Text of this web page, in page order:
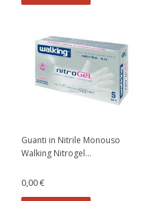
Guanti in Nitrile Monouso
Walking Nitrogel...
0,00 €